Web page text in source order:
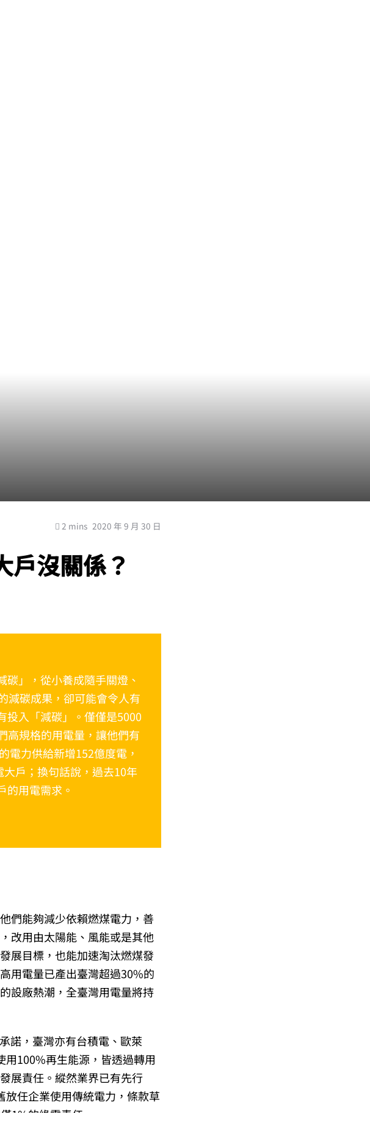
2 mins 2020 年 9 月 30 日
戶沒關係？
」，從小養成隨手關燈、
減碳成果，卻可能會令人有
投入「減碳」。僅僅是5000
高規格的用電量，讓他們有
力供給新增152億度電，
戶；換句話說，過去10年
的用電需求。
們能夠減少依賴燃煤電力，善
改用由太陽能、風能或是其他
展目標，也能加速淘汰燃煤發
用電量已產出臺灣超過30%的
設廠熱潮，全臺灣用電量將持
諾，臺灣亦有台積電、歐萊
100%再生能源，皆透過轉用
展責任。縱然業界已有先行
任企業使用傳統電力，條款草
1%的綠電責任。